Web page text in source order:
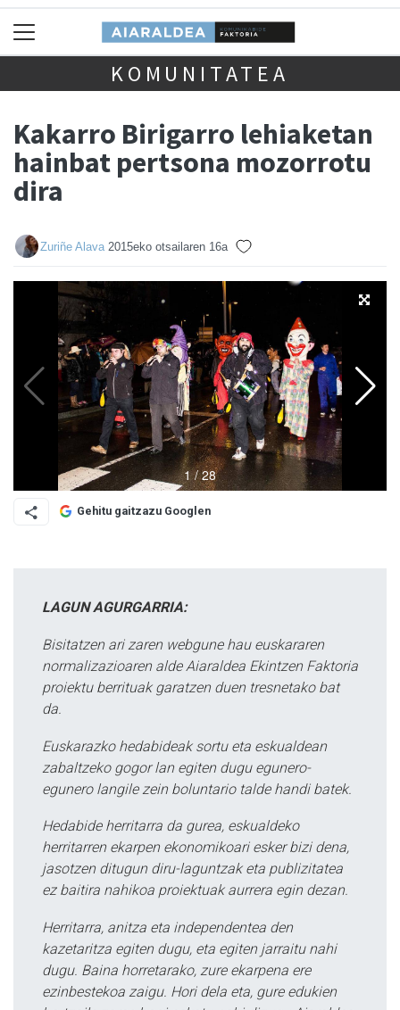
KOMUNITATEA
Kakarro Birigarro lehiaketan
hainbat pertsona mozorrotu
dira
Zuriñe Alava 2015eko otsailaren 16a
Gehitu gaitzazu Googlen
LAGUN AGURGARRIA:
Bisitatzen ari zaren webgune hau euskararen
normalizazioaren alde Aiaraldea Ekintzen Faktoria
proiektu berrituak garatzen duen tresnetako bat
da.
Euskarazko hedabideak sortu eta eskualdean
zabaltzeko gogor lan egiten dugu egunero-
egunero langile zein boluntario talde handi batek.
Hedabide herritarra da gurea, eskualdeko
herritarren ekarpen ekonomikoari esker bizi dena,
jasotzen ditugun diru-laguntzak eta publizitatea
ez baitira nahikoa proiektuak aurrera egin dezan.
Herritarra, anitza eta independentea den
kazetaritza egiten dugu, eta egiten jarraitu nahi
dugu. Baina horretarako, zure ekarpena ere
ezinbestekoa zaigu. Hori dela eta, gure edukien